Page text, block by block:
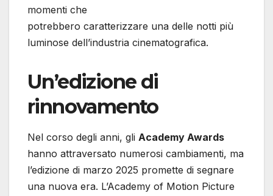
momenti che
potrebbero caratterizzare una delle notti più
luminose dell’industria cinematografica.
Un’edizione di
rinnovamento
Nel corso degli anni, gli Academy Awards
hanno attraversato numerosi cambiamenti, ma
l’edizione di marzo 2025 promette di segnare
una nuova era. L’Academy of Motion Picture